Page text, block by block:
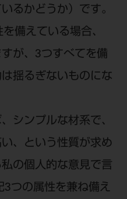
るかどうか）です。
備えている場合、
が、3つすべてを備
揺るぎないものにな
シンプルな材系で、
、という性質が求め
の個人的な意見で言
つの属性を兼ね備え